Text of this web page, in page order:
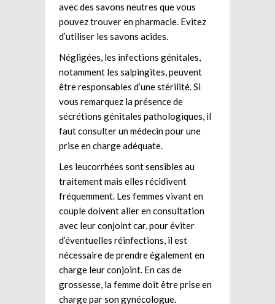
avec des savons neutres que vous
pouvez trouver en pharmacie. Evitez
d’utiliser les savons acides.
Négligées, les infections génitales,
notamment les salpingites, peuvent
être responsables d’une stérilité. Si
vous remarquez la présence de
sécrétions génitales pathologiques, il
faut consulter un médecin pour une
prise en charge adéquate.
Les leucorrhées sont sensibles au
traitement mais elles récidivent
fréquemment. Les femmes vivant en
couple doivent aller en consultation
avec leur conjoint car, pour éviter
d’éventuelles réinfections, il est
nécessaire de prendre également en
charge leur conjoint. En cas de
grossesse, la femme doit être prise en
charge par son gynécologue.